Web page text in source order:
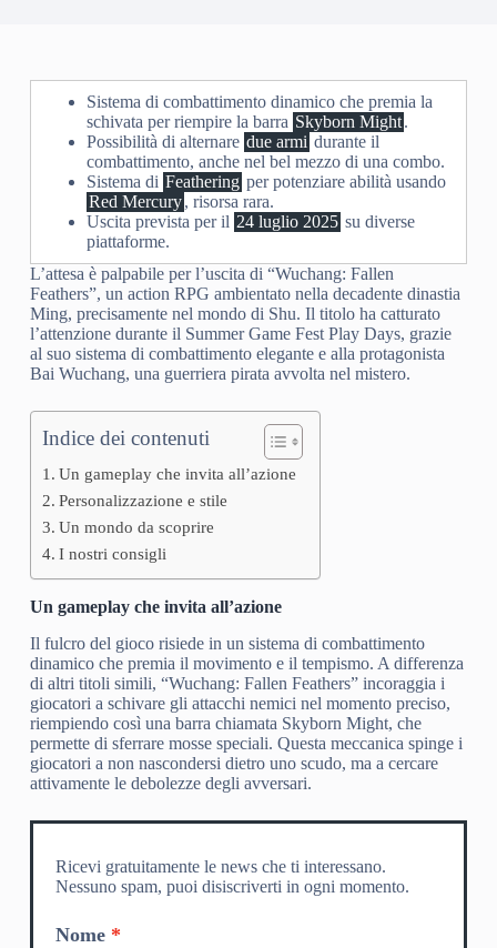
Sistema di combattimento dinamico che premia la
schivata per riempire la barra Skyborn Might.
Possibilità di alternare due armi durante il
combattimento, anche nel bel mezzo di una combo.
Sistema di Feathering per potenziare abilità usando
Red Mercury, risorsa rara.
Uscita prevista per il 24 luglio 2025 su diverse
piattaforme.
L’attesa è palpabile per l’uscita di “Wuchang: Fallen
Feathers”, un action RPG ambientato nella decadente dinastia
Ming, precisamente nel mondo di Shu. Il titolo ha catturato
l’attenzione durante il Summer Game Fest Play Days, grazie
al suo sistema di combattimento elegante e alla protagonista
Bai Wuchang, una guerriera pirata avvolta nel mistero.
Indice dei contenuti
Un gameplay che invita all’azione
Personalizzazione e stile
Un mondo da scoprire
I nostri consigli
Un gameplay che invita all’azione
Il fulcro del gioco risiede in un sistema di combattimento
dinamico che premia il movimento e il tempismo. A differenza
di altri titoli simili, “Wuchang: Fallen Feathers” incoraggia i
giocatori a schivare gli attacchi nemici nel momento preciso,
riempiendo così una barra chiamata Skyborn Might, che
permette di sferrare mosse speciali. Questa meccanica spinge i
giocatori a non nascondersi dietro uno scudo, ma a cercare
attivamente le debolezze degli avversari.
Ricevi gratuitamente le news che ti interessano.
Nessuno spam, puoi disiscriverti in ogni momento.
Nome